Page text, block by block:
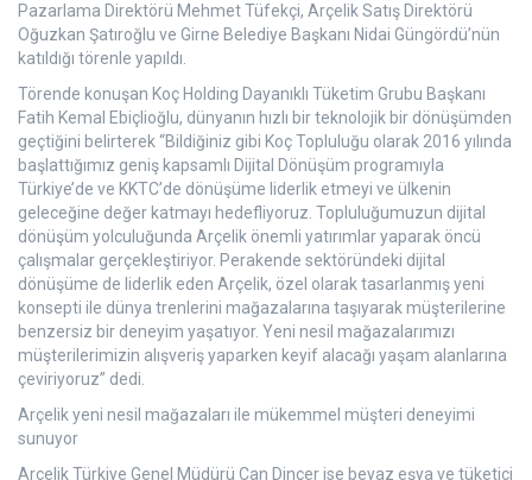
Pazarlama Direktörü Mehmet Tüfekçi, Arçelik Satış Direktörü
Oğuzkan Şatıroğlu ve Girne Belediye Başkanı Nidai Güngördü’nün
katıldığı törenle yapıldı.
Törende konuşan Koç Holding Dayanıklı Tüketim Grubu Başkanı
Fatih Kemal Ebiçlioğlu, dünyanın hızlı bir teknolojik bir dönüşümden
geçtiğini belirterek “Bildiğiniz gibi Koç Topluluğu olarak 2016 yılında
başlattığımız geniş kapsamlı Dijital Dönüşüm programıyla
Türkiye’de ve KKTC’de dönüşüme liderlik etmeyi ve ülkenin
geleceğine değer katmayı hedefliyoruz. Topluluğumuzun dijital
dönüşüm yolculuğunda Arçelik önemli yatırımlar yaparak öncü
çalışmalar gerçekleştiriyor. Perakende sektöründeki dijital
dönüşüme de liderlik eden Arçelik, özel olarak tasarlanmış yeni
konsepti ile dünya trenlerini mağazalarına taşıyarak müşterilerine
benzersiz bir deneyim yaşatıyor. Yeni nesil mağazalarımızı
müşterilerimizin alışveriş yaparken keyif alacağı yaşam alanlarına
çeviriyoruz” dedi.
Arçelik yeni nesil mağazaları ile mükemmel müşteri deneyimi
sunuyor
Arçelik Türkiye Genel Müdürü Can Dinçer ise beyaz eşya ve tüketici